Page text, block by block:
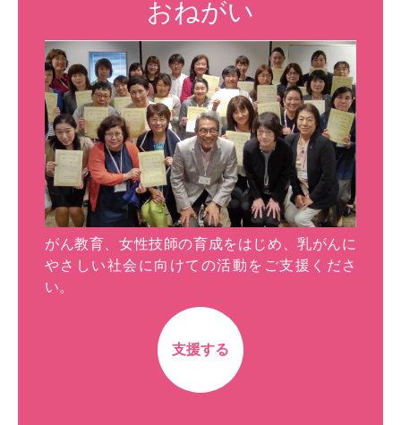
おねがい
がん教育、女性技師の育成をはじめ、乳がんに
やさしい社会に向けての活動をご支援くださ
い。
支援する